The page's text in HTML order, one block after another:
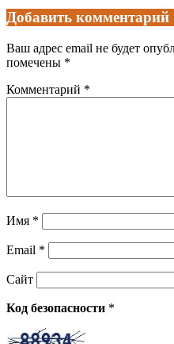
Добавить комментарий
Ваш адрес email не будет
помечены *
Комментарий *
Имя *
Email *
Сайт
Код безопасности *